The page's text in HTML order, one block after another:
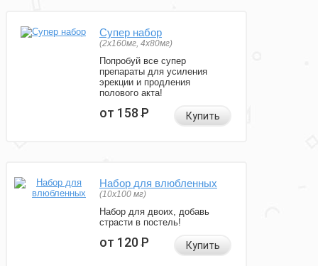
Супер набор
(2х160мг, 4х80мг)
Попробуй все супер
препараты для усиления
эрекции и продления
полового акта!
от 158Р Купить
Набор для влюбленных
(10х100 мг)
Набор для двоих, добавь
страсти в постель!
от 120Р Купить